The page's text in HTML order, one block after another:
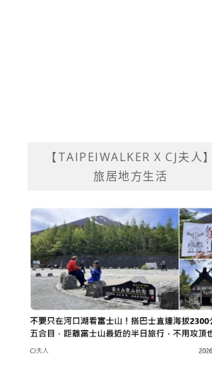
【TAIPEIWALKER X CJ夫人】
旅居地方生活